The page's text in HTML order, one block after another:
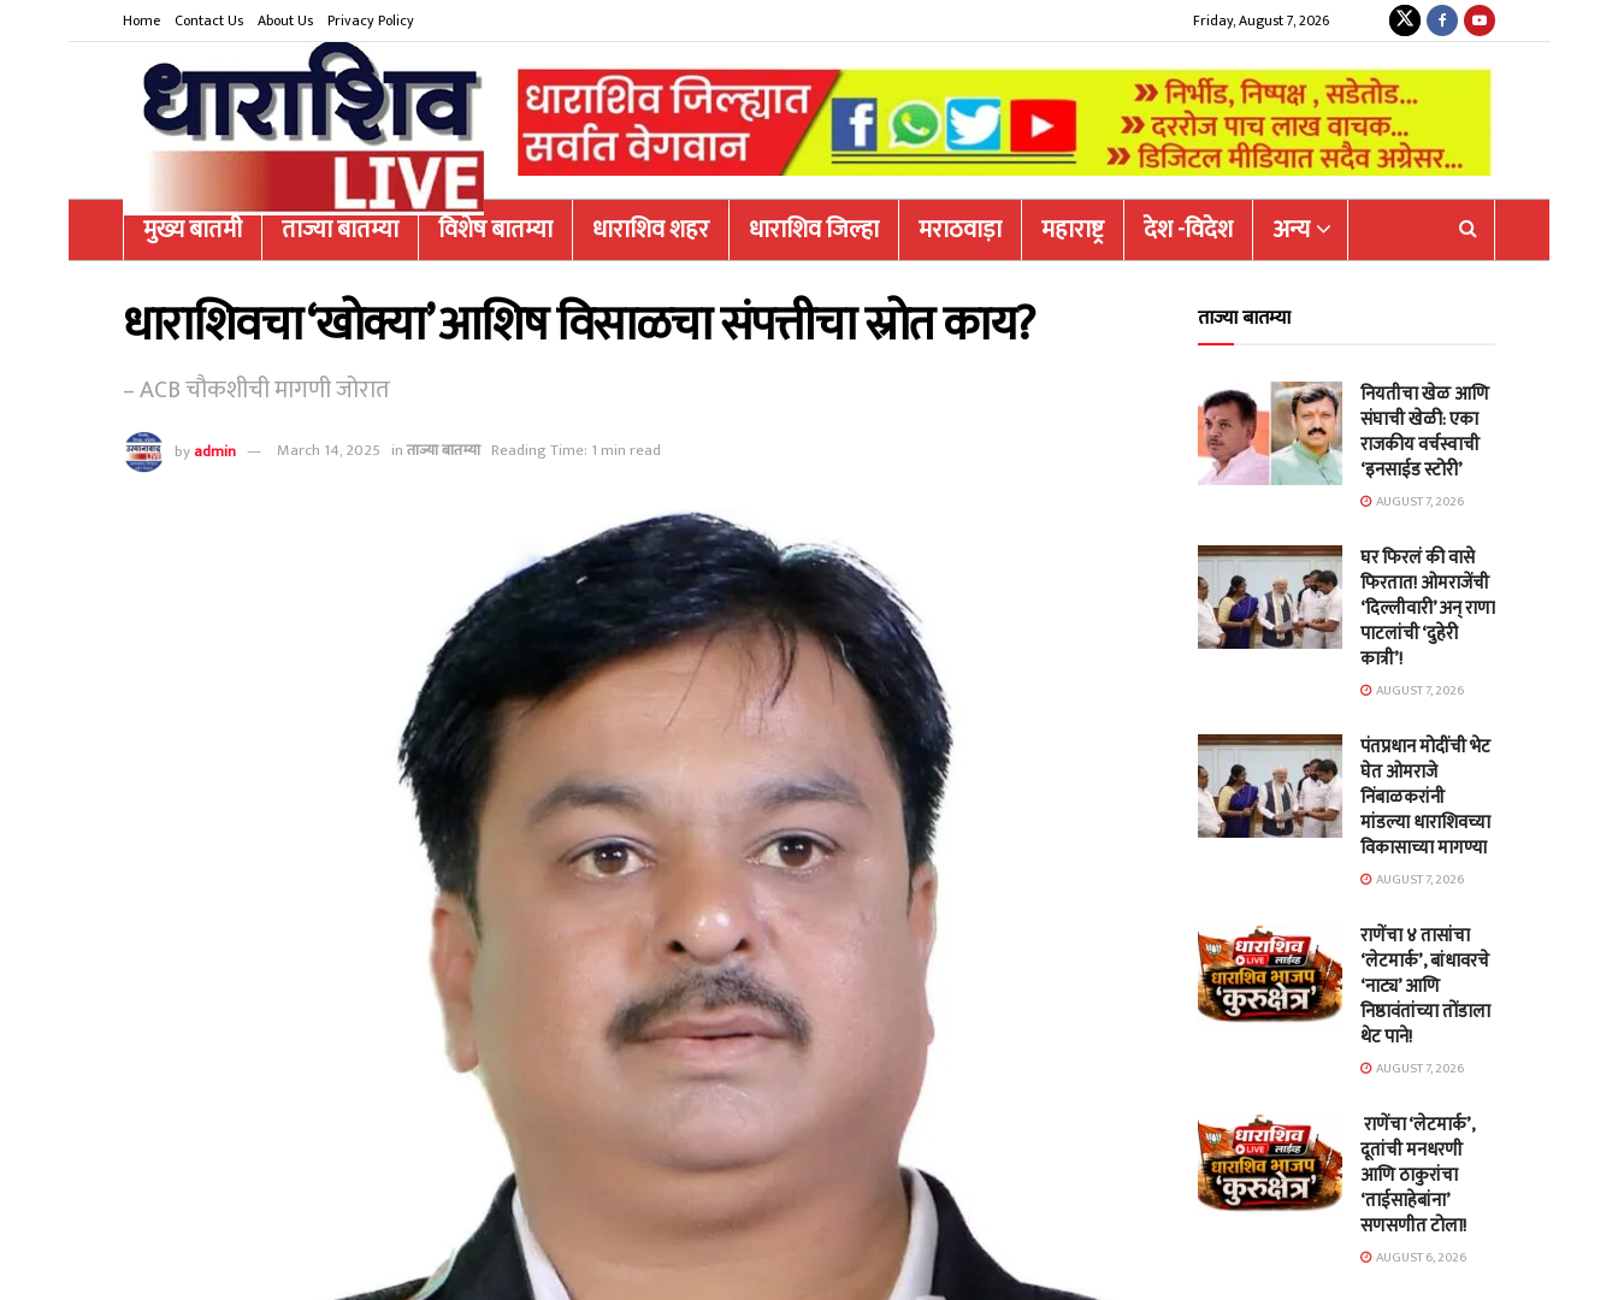
Home Contact Us About Us Privacy Policy Friday, August 7, 2026
मुख्य बातमी ताज्या बातम्या विशेष बातम्या धाराशिव शहर धाराशिव जिल्हा मराठवाड़ा महाराष्ट्र देश -विदेश अन्य
धाराशिवचा ‘खोक्या’ आशिष विसाळचा संपत्तीचा स्रोत काय?
– ACB चौकशीची मागणी जोरात
byadmin March 14, 2025 inताज्या बातम्या Reading Time: 1 min read
ताज्या बातम्या
नियतीचा खेळ आणि
संघाची खेळी: एका
राजकीय वर्चस्वाची
‘इनसाईड स्टोरी’
AUGUST 7, 2026
घर फिरलं की वासे
फिरतात! ओमराजेंची
‘दिल्लीवारी’ अन् राणा
पाटलांची ‘दुहेरी
कात्री’!
AUGUST 7, 2026
पंतप्रधान मोदींची भेट
घेत ओमराजे
निंबाळकरांनी
मांडल्या धाराशिवच्या
विकासाच्या मागण्या
AUGUST 7, 2026
राणेंचा ४ तासांचा
‘लेटमार्क’, बांधावरचे
‘नाट्य’ आणि
निष्ठावंतांच्या तोंडाला
थेट पाने!
AUGUST 7, 2026
राणेंचा ‘लेटमार्क’,
दूतांची मनधरणी
आणि ठाकुरांचा
‘ताईसाहेबांना’
सणसणीत टोला!
AUGUST 6, 2026